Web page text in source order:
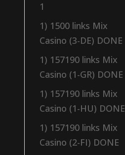
1
1) 1500 links Mix
Casino (3-DE) DONE
1) 157190 links Mix
Casino (1-GR) DONE
1) 157190 links Mix
Casino (1-HU) DONE
1) 157190 links Mix
Casino (2-FI) DONE